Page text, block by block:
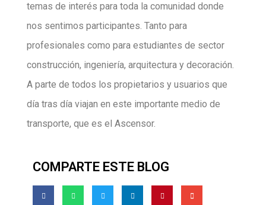
temas de interés para toda la comunidad donde
nos sentimos participantes. Tanto para
profesionales como para estudiantes de sector
construcción, ingeniería, arquitectura y decoración.
A parte de todos los propietarios y usuarios que
día tras día viajan en este importante medio de
transporte, que es el Ascensor.
COMPARTE ESTE BLOG